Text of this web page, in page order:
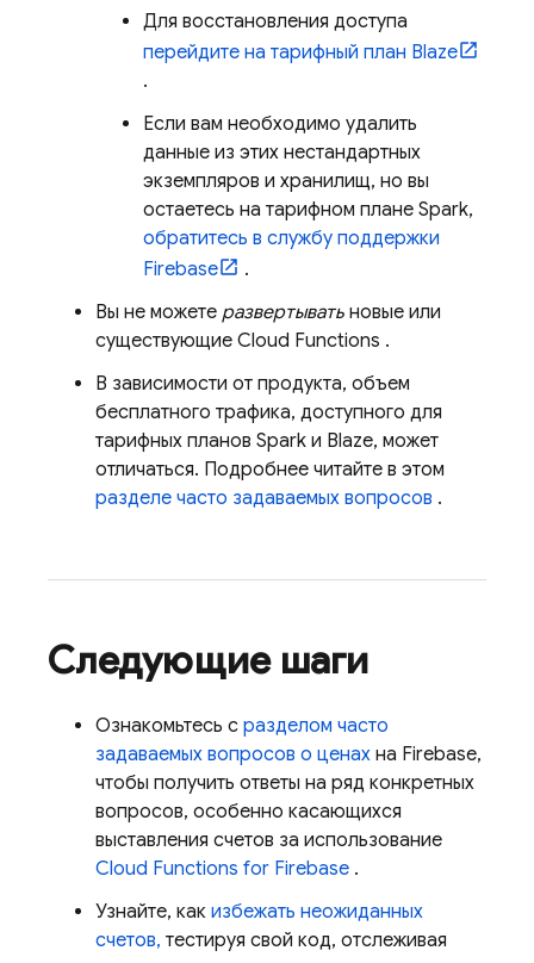
Для восстановления доступа
перейдите на тарифный план Blaze
.
Если вам необходимо удалить
данные из этих нестандартных
экземпляров и хранилищ, но вы
остаетесь на тарифном плане Spark,
обратитесь в службу поддержки
Firebase
.
Вы не можете развертывать новые или
существующие Cloud Functions .
В зависимости от продукта, объем
бесплатного трафика, доступного для
тарифных планов Spark и Blaze, может
отличаться. Подробнее читайте в этом
разделе часто задаваемых вопросов .
Следующие шаги
Ознакомьтесь с разделом часто
задаваемых вопросов о ценах на Firebase,
чтобы получить ответы на ряд конкретных
вопросов, особенно касающихся
выставления счетов за использование
Cloud Functions for Firebase .
Узнайте, как избежать неожиданных
счетов, тестируя свой код, отслеживая